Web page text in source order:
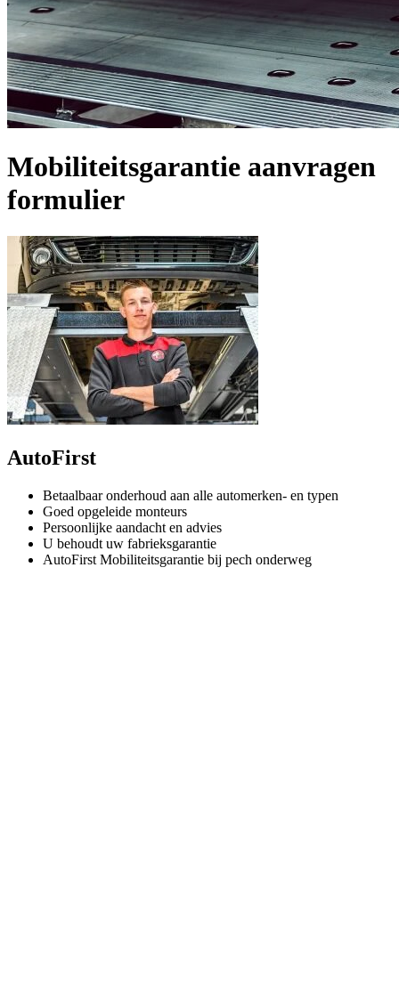
Mobiliteitsgarantie aanvragen
formulier
AutoFirst
Betaalbaar onderhoud aan alle automerken- en typen
Goed opgeleide monteurs
Persoonlijke aandacht en advies
U behoudt uw fabrieksgarantie
AutoFirst Mobiliteitsgarantie bij pech onderweg